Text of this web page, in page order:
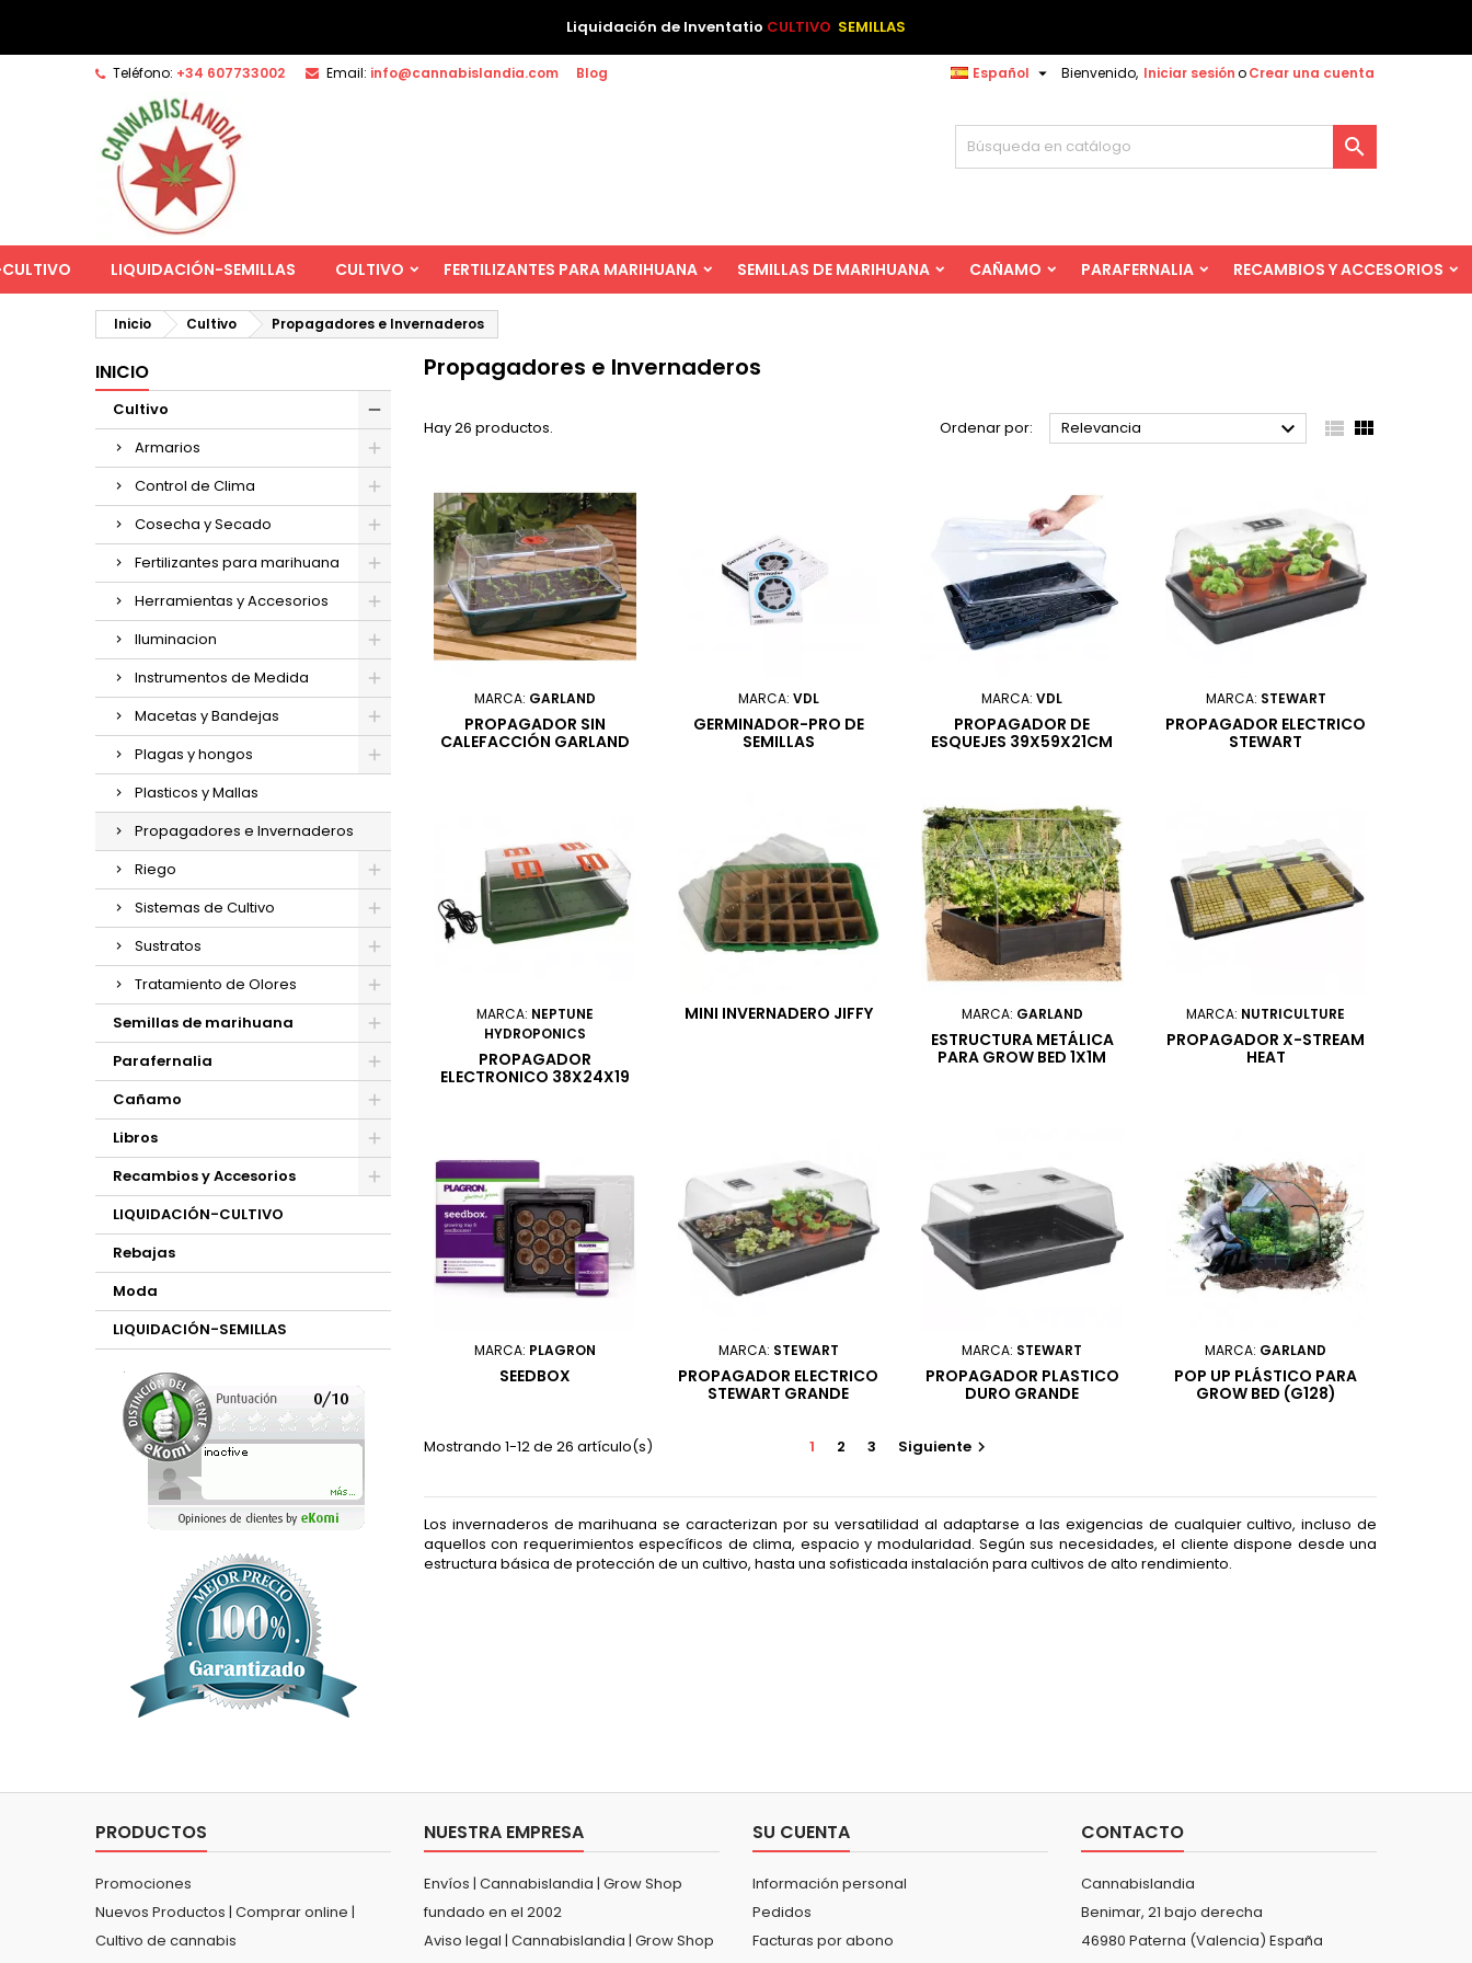
Liquidación de Inventatio CULTIVO SEMILLAS
Blog
Teléfono: +34 607733002 Email: info@cannabislandia.com Bienvenido, Iniciar sesiónoCrear una cuenta
Español 

LIQUIDACIÓN-SEMILLAS CULTIVO FERTILIZANTES PARA MARIHUANA SEMILLAS DE MARIHUANA CAÑAMO PARAFERNALIA RECAMBIOS Y ACCESORIOS
Inicio Cultivo Propagadores e Invernaderos
INICIO
Cultivo
Armarios
Control de Clima
Cosecha y Secado
Fertilizantes para marihuana
Herramientas y Accesorios
Iluminacion
Instrumentos de Medida
Macetas y Bandejas
Plagas y hongos
Plasticos y Mallas
Propagadores e Invernaderos
Riego
Sistemas de Cultivo
Sustratos
Tratamiento de Olores
Semillas de marihuana
Parafernalia
Cañamo
Libros
Recambios y Accesorios
LIQUIDACIÓN-CULTIVO
Rebajas
Moda
LIQUIDACIÓN-SEMILLAS
Propagadores e Invernaderos
Hay 26 productos. Ordenar por: Relevancia   
MARCA: GARLAND
PROPAGADOR SIN
CALEFACCIÓN GARLAND
MARCA: VDL
GERMINADOR-PRO DE
SEMILLAS
MARCA:VDL
PROPAGADOR DE
ESQUEJES 39X59X21CM
MARCA: STEWART
PROPAGADOR ELECTRICO
STEWART
MARCA: NEPTUNE
HYDROPONICS
PROPAGADOR
ELECTRONICO 38X24X19
MINI INVERNADERO JIFFY MARCA: GARLAND
ESTRUCTURA METÁLICA
PARA GROW BED 1X1M
MARCA: NUTRICULTURE
PROPAGADOR X-STREAM
HEAT
MARCA: PLAGRON
SEEDBOX
MARCA: STEWART
PROPAGADOR ELECTRICO
STEWART GRANDE
MARCA: STEWART
PROPAGADOR PLASTICO
DURO GRANDE
MARCA: GARLAND
POP UP PLÁSTICO PARA
GROW BED (G128)
Mostrando 1-12 de 26 artículo(s) 1 2 3 Siguiente 
Los invernaderos de marihuana se caracterizan por su versatilidad al adaptarse a las exigencias de cualquier cultivo, incluso de
aquellos con requerimientos específicos de clima, espacio y modularidad. Según sus necesidades, el cliente dispone desde una
estructura básica de protección de un cultivo, hasta una sofisticada instalación para cultivos de alto rendimiento.
PRODUCTOS
Promociones
Nuevos Productos | Comprar online |
Cultivo de cannabis
NUESTRA EMPRESA
Envíos | Cannabislandia | Grow Shop
fundado en el 2002
Aviso legal | Cannabislandia | Grow Shop
SU CUENTA
Información personal
Pedidos
Facturas por abono
CONTACTO
Cannabislandia
Benimar, 21 bajo derecha
46980 Paterna (Valencia) España